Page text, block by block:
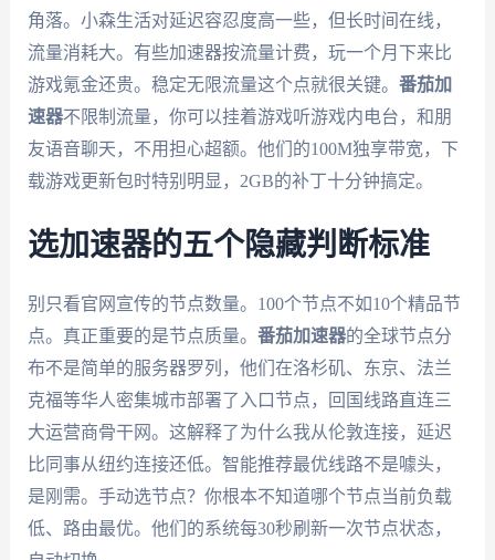
角落。小森生活对延迟容忍度高一些，但长时间在线，
流量消耗大。有些加速器按流量计费，玩一个月下来比
游戏氪金还贵。稳定无限流量这个点就很关键。 番茄加
速器不限制流量，你可以挂着游戏听游戏内电台，和朋
友语音聊天，不用担心超额。他们的100M独享带宽，下
载游戏更新包时特别明显，2GB的补丁十分钟搞定。
选加速器的五个隐藏判断标准
别只看官网宣传的节点数量。100个节点不如10个精品节
点。真正重要的是节点质量。 番茄加速器的全球节点分
布不是简单的服务器罗列，他们在洛杉矶、东京、法兰
克福等华人密集城市部署了入口节点，回国线路直连三
大运营商骨干网。这解释了为什么我从伦敦连接，延迟
比同事从纽约连接还低。智能推荐最优线路不是噱头，
是刚需。手动选节点？你根本不知道哪个节点当前负载
低、路由最优。他们的系统每30秒刷新一次节点状态，